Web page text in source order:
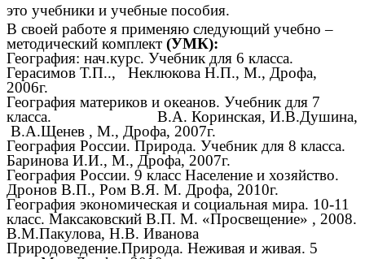
это учебники и учебные пособия.
В своей работе я применяю следующий учебно –
методический комплект (УМК):
География: нач.курс. Учебник для 6 класса.
Герасимов Т.П.., Неклюкова Н.П., М., Дрофа,
2006г.
География материков и океанов. Учебник для 7
класса. В.А. Коринская, И.В.Душина,
В.А.Щенев , М., Дрофа, 2007г.
География России. Природа. Учебник для 8 класса.
Баринова И.И., М., Дрофа, 2007г.
География России. 9 класс Население и хозяйство.
Дронов В.П., Ром В.Я. М. Дрофа, 2010г.
География экономическая и социальная мира. 10-11
класс. Максаковский В.П. М. «Просвещение» , 2008.
В.М.Пакулова, Н.В. Иванова
Природоведение.Природа. Неживая и живая. 5